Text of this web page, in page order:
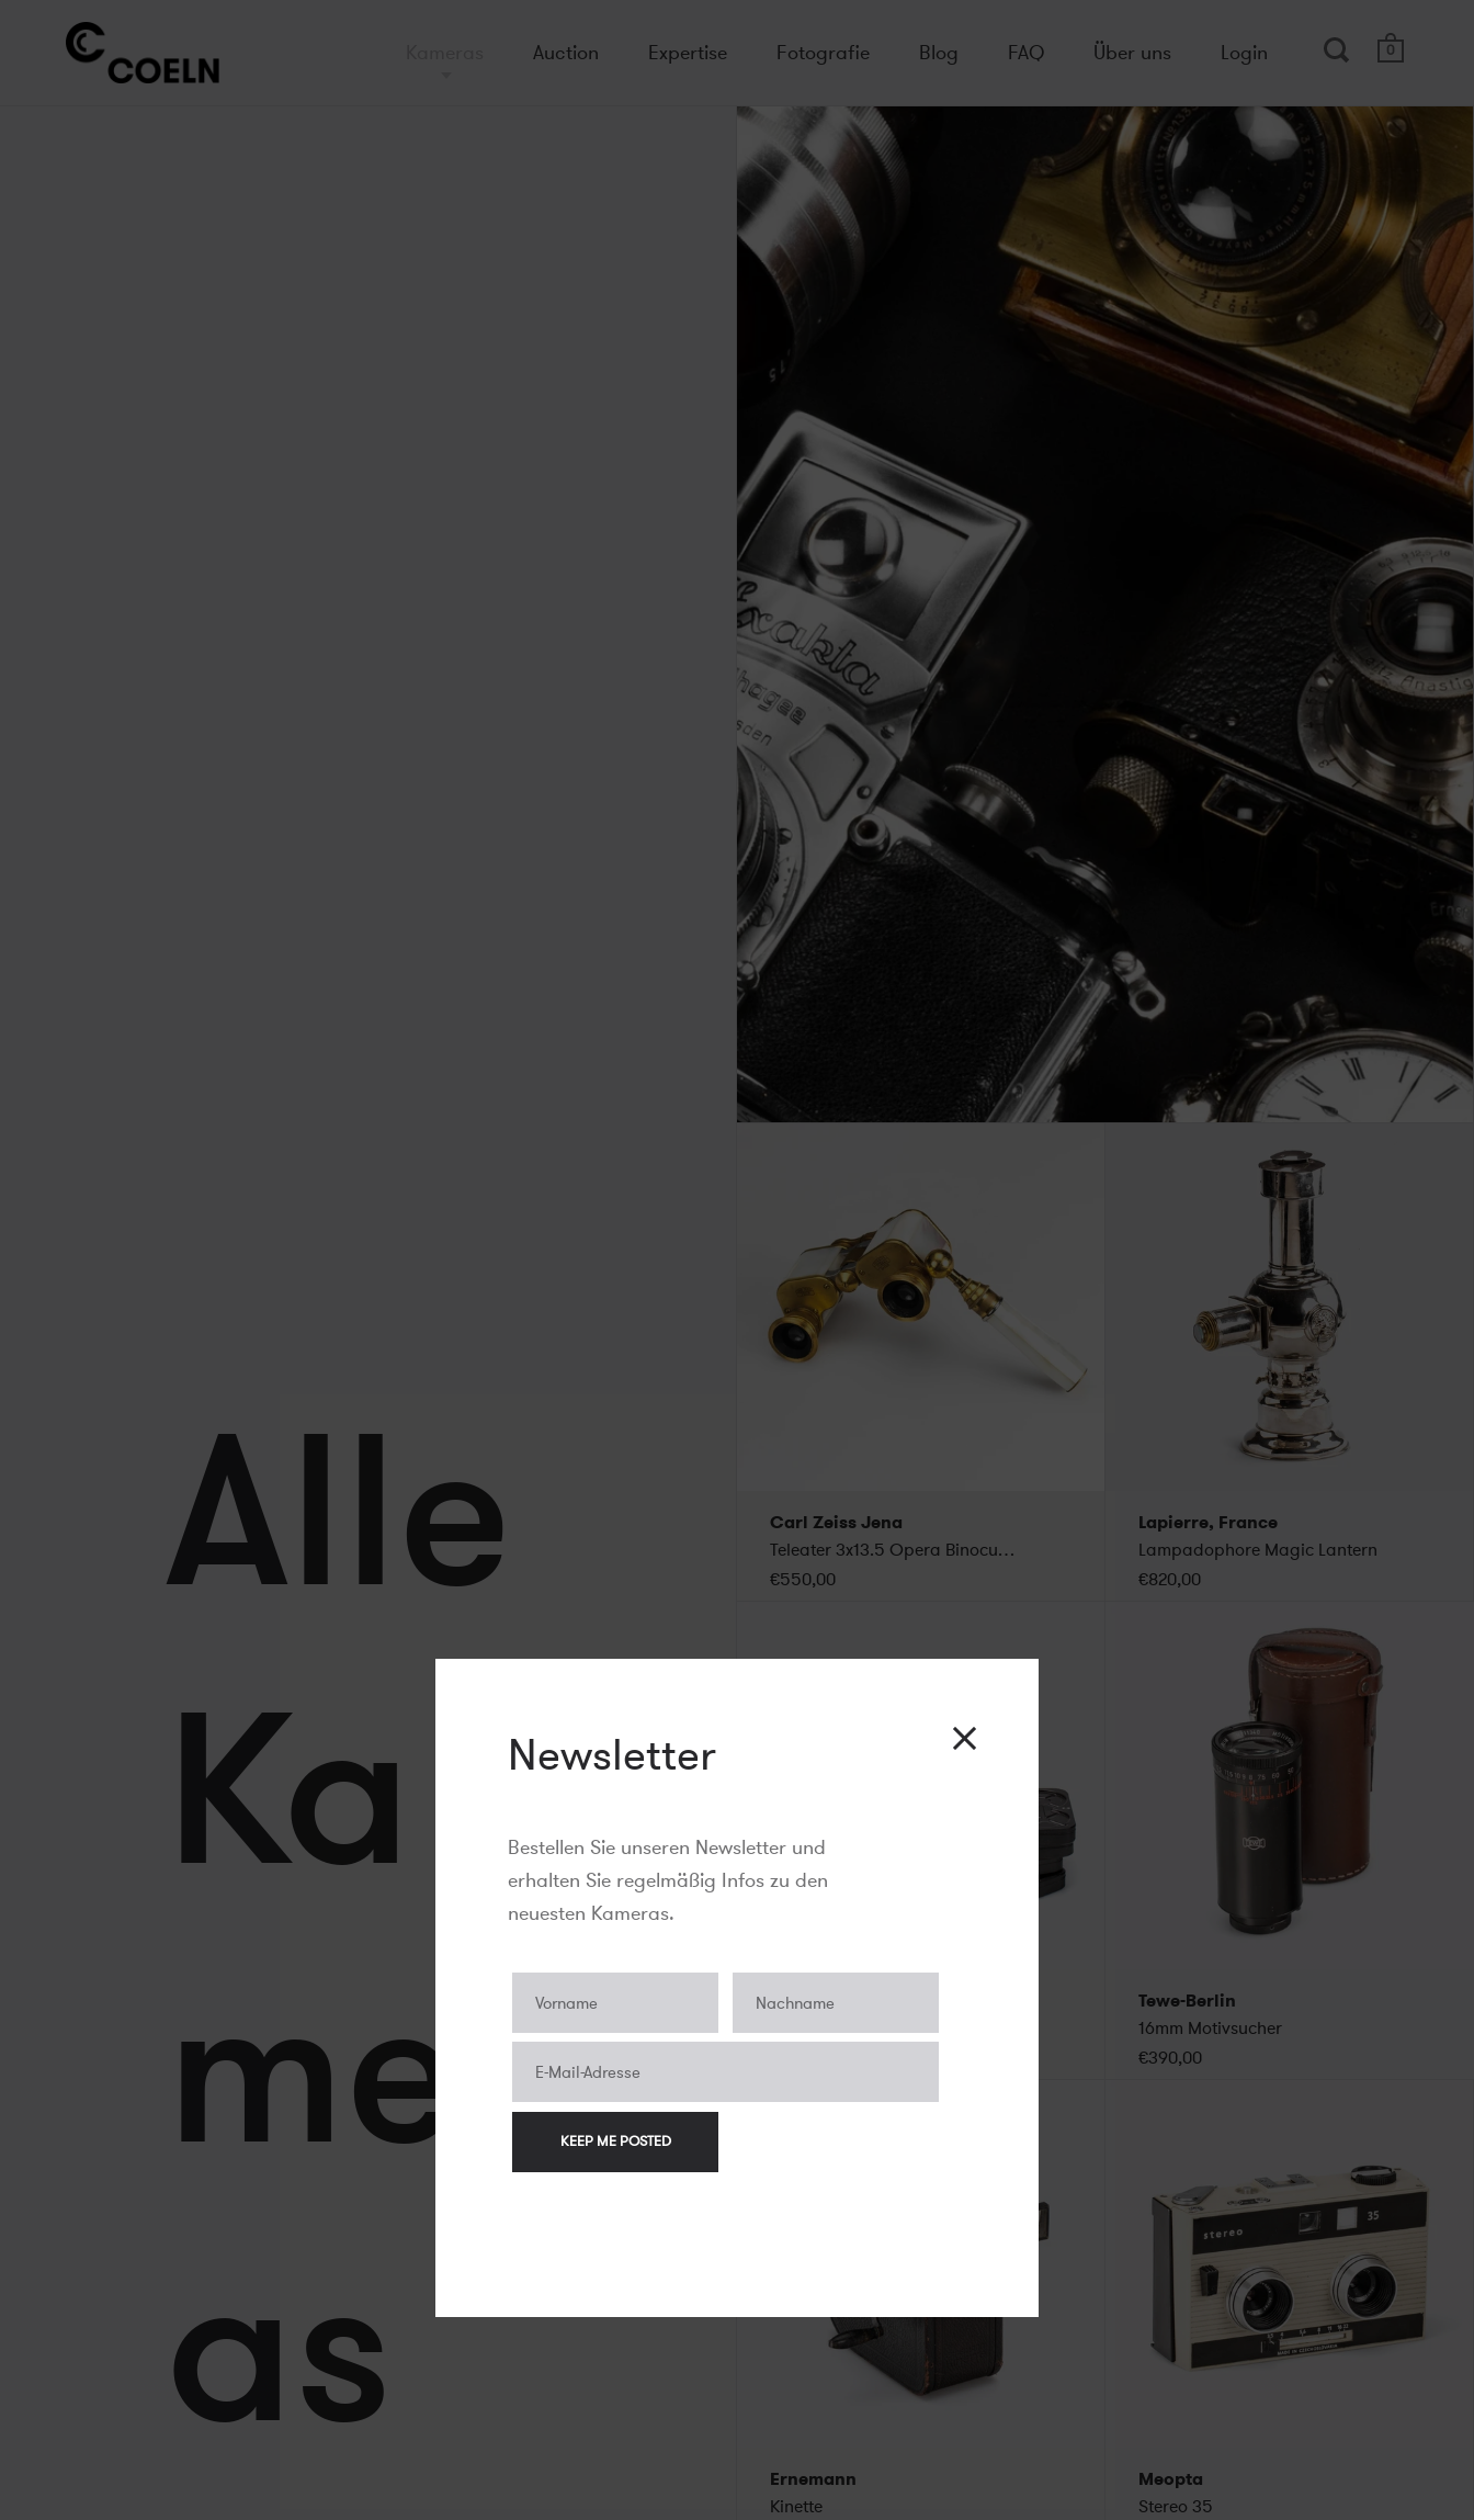
Auction Expertise Fotografie Blog FAQ Über uns Login 0
Alle
Ka
mer
as
Carl Zeiss Jena
Teleater 3x13.5 Opera Binoculars
€550,00
Lapierre, France
Lampadophore Magic Lantern
€820,00
Pathé
Motocamera with Kino Plasmat
Tewe-Berlin
16mm Motivsucher
€390,00
Ernemann
Kinette
Meopta
Stereo 35
Newsletter
Bestellen Sie unseren Newsletter und
erhalten Sie regelmäßig Infos zu den
neuesten Kameras.